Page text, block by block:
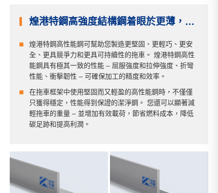
煌港特鋼高強度結構鋼着眼於更薄，變得更強
煌港特鋼高性能鋼可幫助您製造更堅固、更輕巧、更安
全、更具競爭力和更具可持續性的拖車。 煌港特鋼高性
能鋼具有極其一致的性能 – 屈服強度和拉伸強度、折彎
性能、衝擊韌性 – 可確保加工的精度和效率。
在拖車框架中使用堅固而又輕盈的高性能鋼時，不僅僅
只獲得穩定，性能得到保證的潔淨鋼。 您還可以顯著減
輕拖車的重量 – 並增加有效載荷，節省燃料成本，降低
碳足跡和提高利潤。